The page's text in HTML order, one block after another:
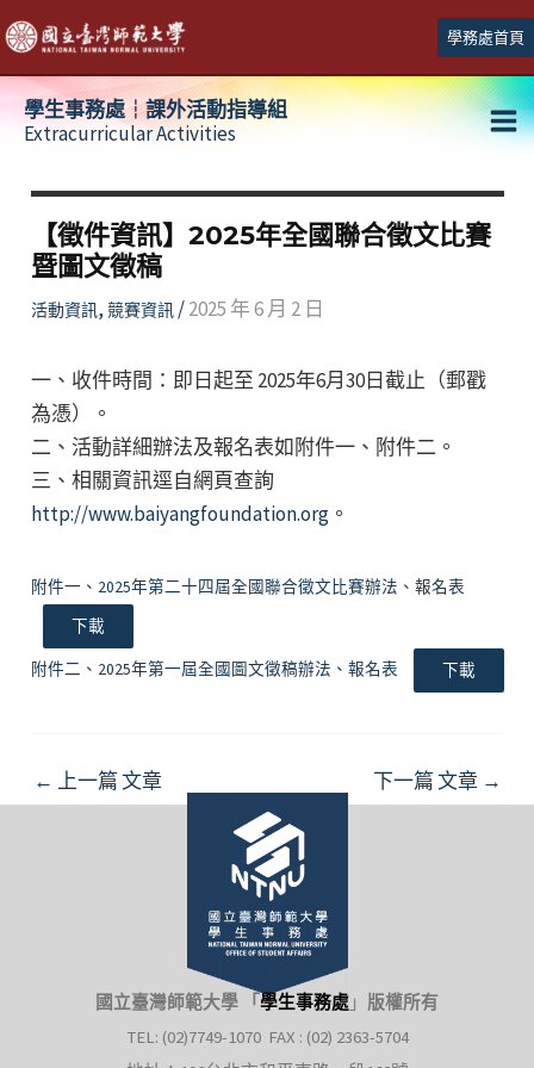
跳
至
主
學務處首頁
學生事務處┆課外活動指導組
Extracurricular Activities
【徵件資訊】2025年全國聯合徵文比賽
暨圖文徵稿
活動資訊, 競賽資訊/2025 年 6 月 2 日
一、收件時間：即日起至 2025年6月30日截止（郵戳
為憑）。
二、活動詳細辦法及報名表如附件一、附件二。
三、相關資訊逕自網頁查詢
http://www.baiyangfoundation.org。
附件一、2025年第二十四屆全國聯合徵文比賽辦法、報名表
下載
附件二、2025年第一屆全國圖文徵稿辦法、報名表 下載
Post
navigation
← 上一篇 文章 下一篇 文章 →
國立臺灣師範大學 「 學生事務處 」 版權所有
TEL: (02)7749-1070 FAX : (02) 2363-5704